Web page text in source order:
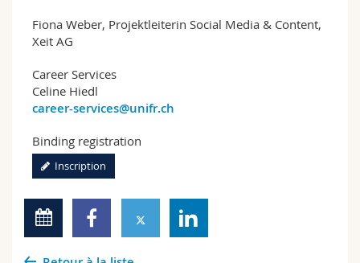
Fiona Weber, Projektleiterin Social Media & Content,
Xeit AG
Career Services
Celine Hiedl
career-services@unifr.ch
Binding registration
Inscription